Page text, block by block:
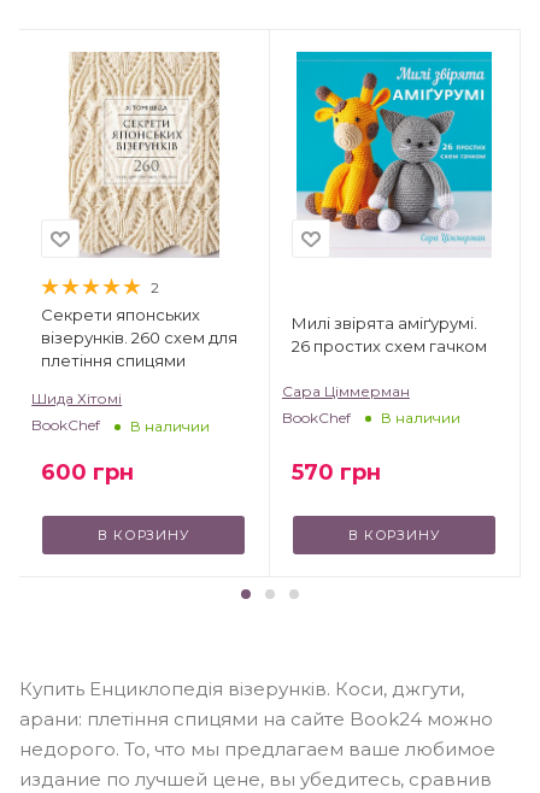
2
Секрети японських
візерунків. 260 схем для
плетіння спицями
Шида Хітомі
BookChef
В наличии
600 грн
В КОРЗИНУ
Милі звірята аміґурумі.
26 простих схем гачком
Сара Ціммерман
BookChef
В наличии
570 грн
В КОРЗИНУ
Купить Енциклопедія візерунків. Коси, джгути,
арани: плетіння спицями на сайте Book24 можно
недорого. То, что мы предлагаем ваше любимое
издание по лучшей цене, вы убедитесь, сравнив